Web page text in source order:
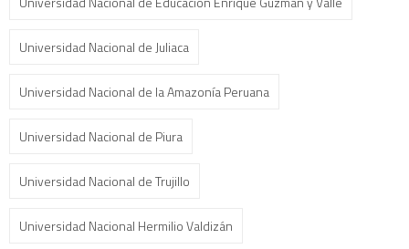
Universidad Nacional de Juliaca
Universidad Nacional de la Amazonía Peruana
Universidad Nacional de Piura
Universidad Nacional de Trujillo
Universidad Nacional Hermilio Valdizán